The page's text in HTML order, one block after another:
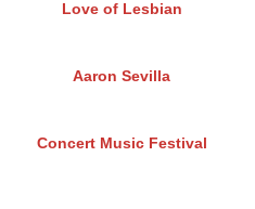
Love of Lesbian
Aaron Sevilla
Concert Music Festival